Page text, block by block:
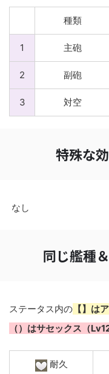
種類
1 主砲
2 副砲
3 対空
特殊な
なし
同じ艦種
ステータス内の 【】は
（）はサセックス（
耐久